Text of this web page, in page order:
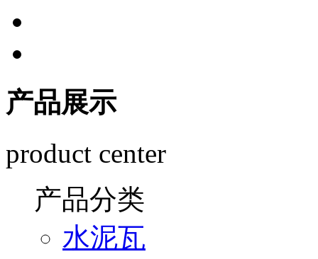
产品展示
product center
产品分类
水泥瓦